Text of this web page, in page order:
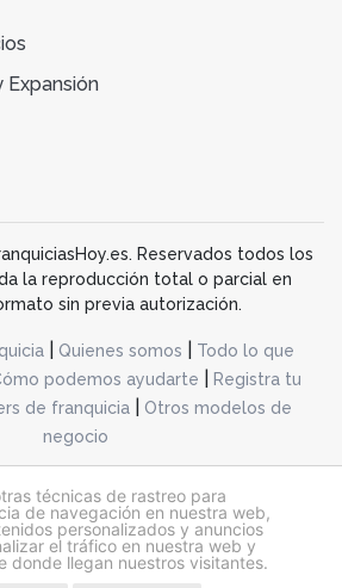
técnicas de rastreo para
de navegación en nuestra web,
personalizados y anuncios
el tráfico en nuestra web y
donde llegan nuestros visitantes.
Expansión
Reservados todos los
la reproducción total o parcial en
sin previa autorización.
Quienes somos
Todo lo que
podemos ayudarte
Registra tu
de franquicia|
Otros modelos de
negocio
legal| Política de cookies|Política de privacidad